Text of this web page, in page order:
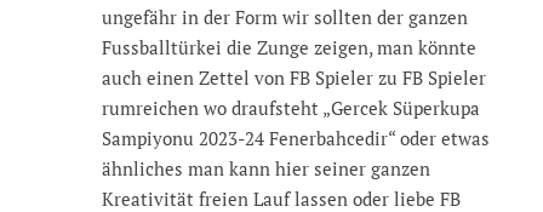
ungefähr in der Form wir sollten der ganzen
Fussballtürkei die Zunge zeigen, man könnte
auch einen Zettel von FB Spieler zu FB Spieler
rumreichen wo draufsteht „Gercek Süperkupa
Sampiyonu 2023-24 Fenerbahcedir“ oder etwas
ähnliches man kann hier seiner ganzen
Kreativität freien Lauf lassen oder liebe FB